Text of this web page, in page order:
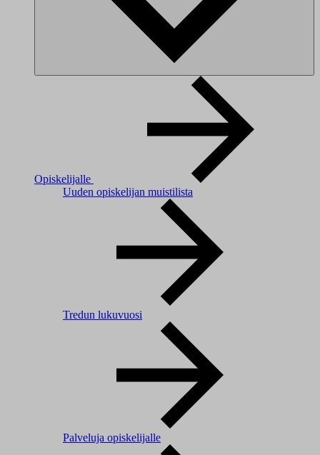
Opiskelijalle
Uuden opiskelijan muistilista
Tredun lukuvuosi
Palveluja opiskelijalle